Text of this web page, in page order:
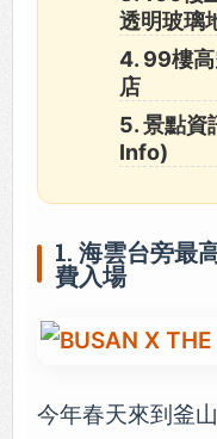
透明玻璃
4. 99樓
店
5. 景點
Info)
1. 海雲台旁最
費入場
今年春天來到釜